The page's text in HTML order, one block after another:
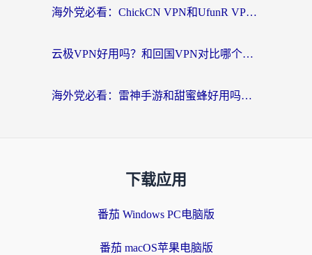
海外党必看：ChickCN VPN和UfunR VPN对比哪个回国效果更好？附实用选择指南
云极VPN好用吗？和回国VPN对比哪个回国效果更好？海外党亲测避坑指南
海外党必看：雷神手游和甜蜜蜂好用吗？3步选对回国加速器无缝刷国内资源
下载应用
番茄 Windows PC电脑版
番茄 macOS苹果电脑版